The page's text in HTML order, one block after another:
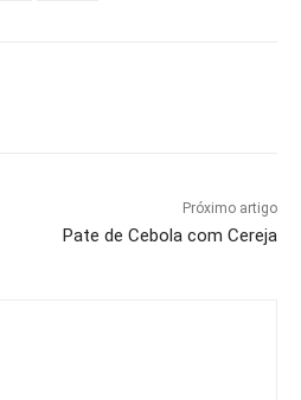
Próximo artigo
Pate de Cebola com Cereja